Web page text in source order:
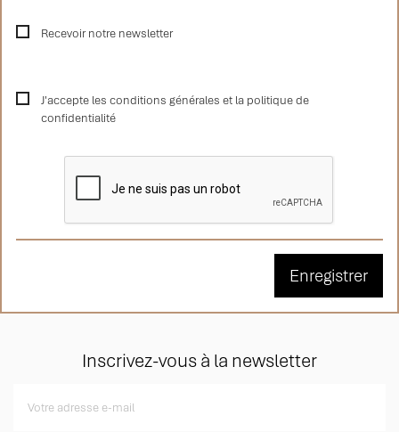
Recevoir notre newsletter
J'accepte les conditions générales et la politique de
confidentialité
Enregistrer
Inscrivez-vous à la newsletter